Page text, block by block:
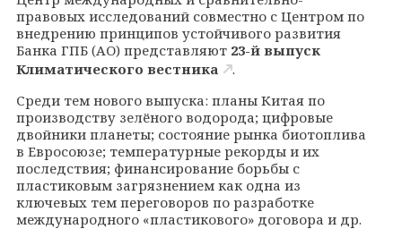
правовых исследований совместно с Центром по
внедрению принципов устойчивого развития
Банка ГПБ (АО) представляют 23-й выпуск
Климатического вестника
.
Среди тем нового выпуска: планы Китая по
производству зелёного водорода; цифровые
двойники планеты; состояние рынка биотоплива
в Евросоюзе; температурные рекорды и их
последствия; финансирование борьбы с
пластиковым загрязнением как одна из
ключевых тем переговоров по разработке
международного «пластикового» договора и др.